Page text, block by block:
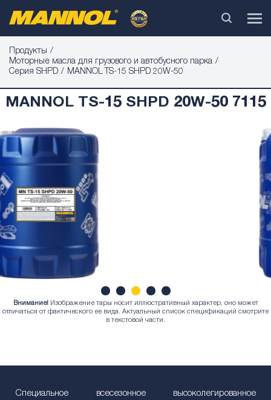
Продукты
Моторные масла для грузового и автобусного парка
Серия SHPD
MANNOL TS-15 SHPD 20W-50
MANNOL TS-15 SHPD 20W-50 7115
1 2 3 4
Внимание! Изображение тары носит иллюстративный характер, оно может
отличаться от фактического ее вида. Актуальный список спецификаций смотрите
в текстовой части.
Специальное всесезонное высоколегированное